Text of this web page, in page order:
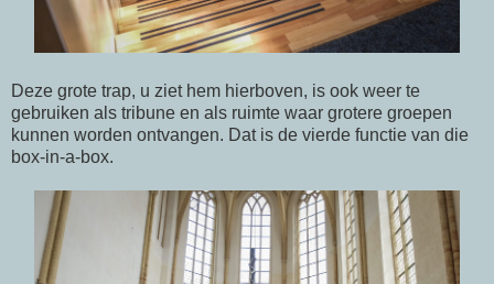
Deze grote trap, u ziet hem hierboven, is ook weer te
gebruiken als tribune en als ruimte waar grotere groepen
kunnen worden ontvangen. Dat is de vierde functie van die
box-in-a-box.